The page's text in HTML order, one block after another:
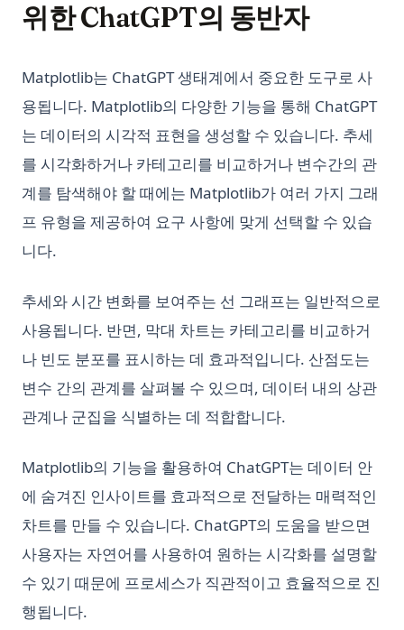
위한 ChatGPT의 동반자
Matplotlib는 ChatGPT 생태계에서 중요한 도구로 사
용됩니다. Matplotlib의 다양한 기능을 통해 ChatGPT
는 데이터의 시각적 표현을 생성할 수 있습니다. 추세
를 시각화하거나 카테고리를 비교하거나 변수간의 관
계를 탐색해야 할 때에는 Matplotlib가 여러 가지 그래
프 유형을 제공하여 요구 사항에 맞게 선택할 수 있습
니다.
추세와 시간 변화를 보여주는 선 그래프는 일반적으로
사용됩니다. 반면, 막대 차트는 카테고리를 비교하거
나 빈도 분포를 표시하는 데 효과적입니다. 산점도는
변수 간의 관계를 살펴볼 수 있으며, 데이터 내의 상관
관계나 군집을 식별하는 데 적합합니다.
Matplotlib의 기능을 활용하여 ChatGPT는 데이터 안
에 숨겨진 인사이트를 효과적으로 전달하는 매력적인
차트를 만들 수 있습니다. ChatGPT의 도움을 받으면
사용자는 자연어를 사용하여 원하는 시각화를 설명할
수 있기 때문에 프로세스가 직관적이고 효율적으로 진
행됩니다.